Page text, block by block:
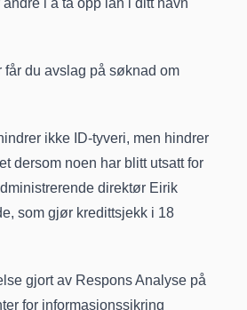
i å ta opp lån i ditt navn
får du avslag på søknad om
ikke ID-tyveri, men hindrer
dersom noen har blitt utsatt for
direktør Eirik
som gjør kredittsjekk i 18
gjort av Respons Analyse på
for informasjonssikring